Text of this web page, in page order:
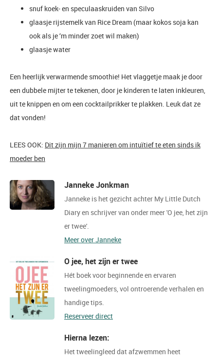
snuf koek- en speculaaskruiden van Silvo
glaasje rijstemelk van Rice Dream (maar kokos soja kan
ook als je ‘m minder zoet wil maken)
glaasje water
Een heerlijk verwarmende smoothie! Het vlaggetje maak je door
een dubbele mijter te tekenen, door je kinderen te laten inkleuren,
uit te knippen en om een cocktailprikker te plakken. Leuk dat ze
dat vonden!
LEES OOK: Dit zijn mijn 7 manieren om intuïtief te eten sinds ik
moeder ben
Janneke Jonkman
Janneke is het gezicht achter My Little Dutch
Diary en schrijver van onder meer 'O jee, het zijn
er twee'.
Meer over Janneke
O jee, het zijn er twee
Hét boek voor beginnende en ervaren
tweelingmoeders, vol ontroerende verhalen en
handige tips.
Reserveer direct
Hierna lezen:
Het tweelingleed dat afzwemmen heet